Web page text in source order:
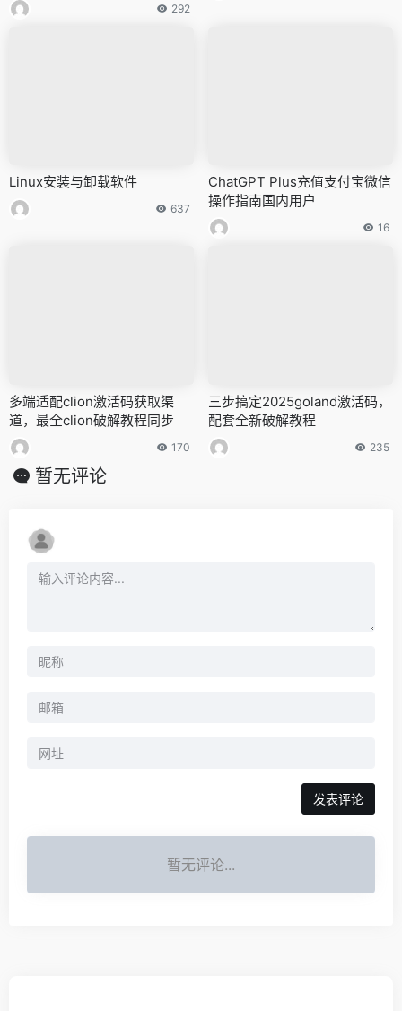
292
Linux安装与卸载软件
637
ChatGPT Plus充值支付宝微信
操作指南国内用户
16
多端适配clion激活码获取渠
道，最全clion破解教程同步
170
三步搞定2025goland激活码，
配套全新破解教程
235
暂无评论
暂无评论...